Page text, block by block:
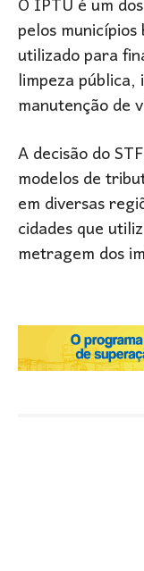
pelos
utilizado para
limpeza
manutenção de
A decisão do
modelos de
em diversas
cidades que
metragem dos